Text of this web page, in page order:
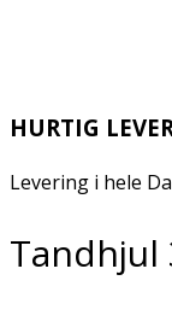
HURTIG
Levering i hele
Tandhjul